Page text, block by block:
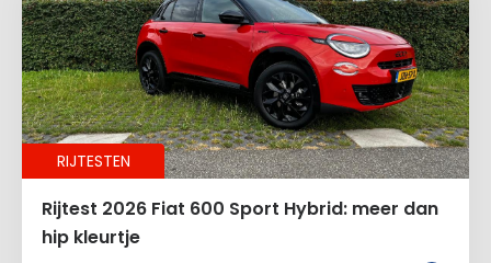
Naam*
E-mail*
RIJTESTEN
Rijtest 2026 Fiat 600 Sport Hybrid: meer dan
hip kleurtje